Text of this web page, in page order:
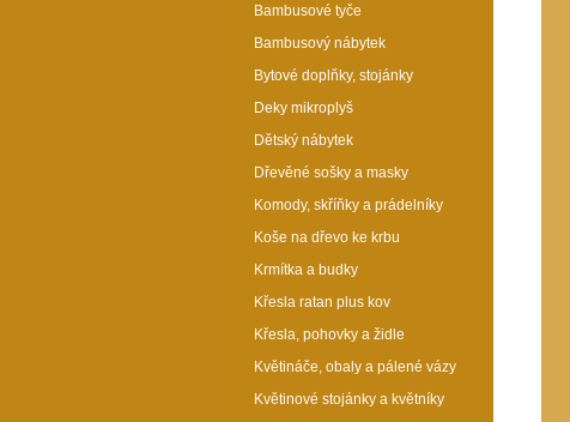
Bambusové tyče
Bambusový nábytek
Bytové doplňky, stojánky
Deky mikroplyš
Dětský nábytek
Dřevěné sošky a masky
Komody, skříňky a prádelníky
Koše na dřevo ke krbu
Krmítka a budky
Křesla ratan plus kov
Křesla, pohovky a židle
Květináče, obaly a pálené vázy
Květinové stojánky a květníky